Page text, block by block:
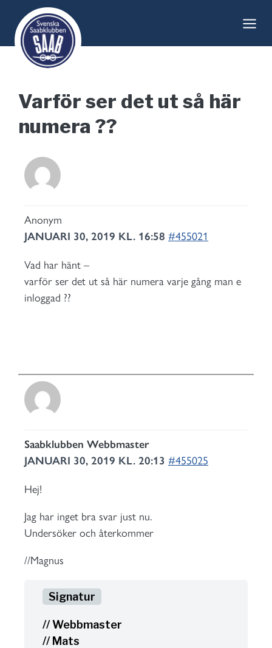
content
Varför ser det ut så här
numera ??
Anonym
JANUARI 30, 2019 KL. 16:58 #455021
Vad har hänt –
varför ser det ut så här numera varje gång man e
inloggad ??
Saabklubben Webbmaster
JANUARI 30, 2019 KL. 20:13 #455025
Hej!
Jag har inget bra svar just nu.
Undersöker och återkommer
//Magnus
// Webbmaster
// Mats